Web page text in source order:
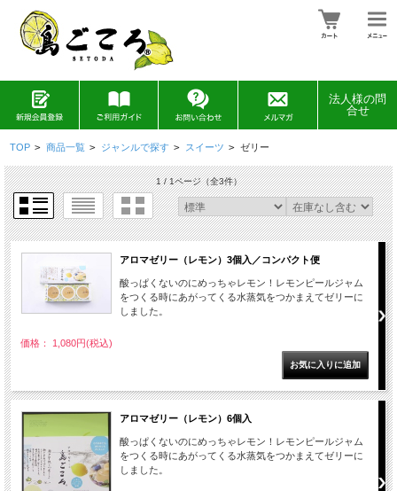
法人様の問
合せ
TOP > 商品一覧 > ジャンルで探す > スイーツ > ゼリー
1 / 1ページ（全3件）
アロマゼリー（レモン）3個入／コンパクト便
酸っぱくないのにめっちゃレモン！レモンピールジャム
をつくる時にあがってくる水蒸気をつかまえてゼリーに
しました。
価格： 1,080円(税込)
アロマゼリー（レモン）6個入
酸っぱくないのにめっちゃレモン！レモンピールジャム
をつくる時にあがってくる水蒸気をつかまえてゼリーに
しました。